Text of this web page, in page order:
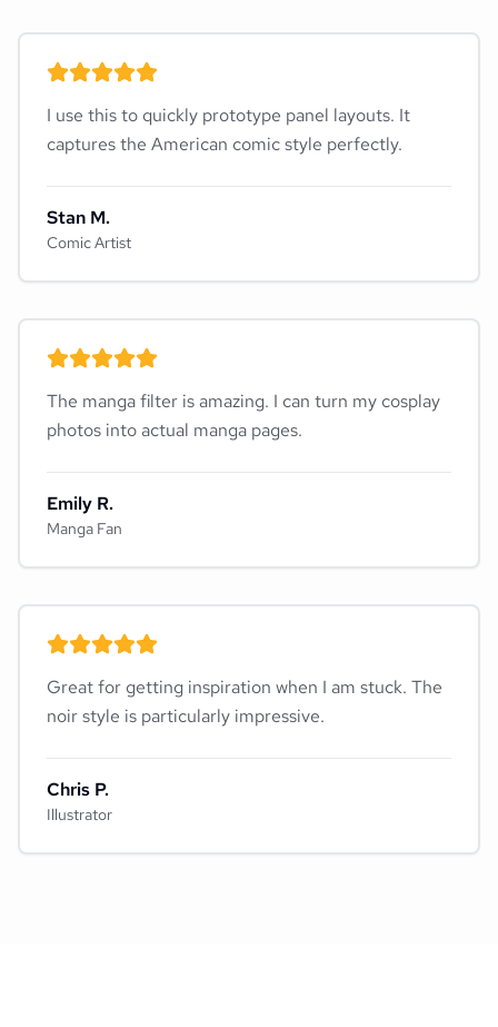
I use this to quickly prototype panel layouts. It
captures the American comic style perfectly.
Stan M.
Comic Artist
The manga filter is amazing. I can turn my cosplay
photos into actual manga pages.
Emily R.
Manga Fan
Great for getting inspiration when I am stuck. The
noir style is particularly impressive.
Chris P.
Illustrator